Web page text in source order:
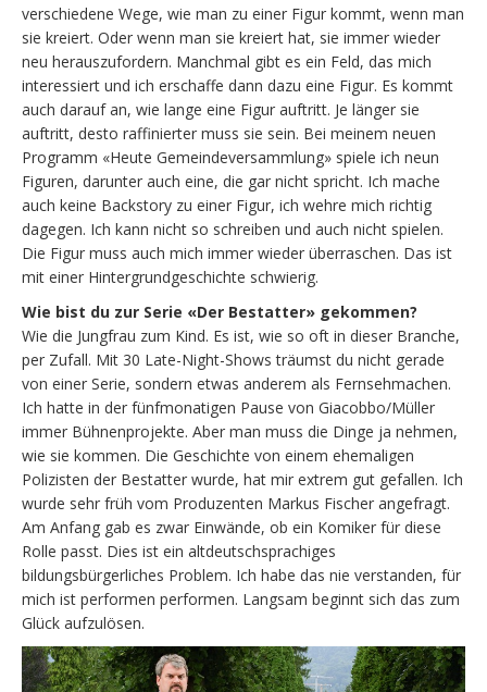
verschiedene Wege, wie man zu einer Figur kommt, wenn man
sie kreiert. Oder wenn man sie kreiert hat, sie immer wieder
neu herauszufordern. Manchmal gibt es ein Feld, das mich
interessiert und ich erschaffe dann dazu eine Figur. Es kommt
auch darauf an, wie lange eine Figur auftritt. Je länger sie
auftritt, desto raffinierter muss sie sein. Bei meinem neuen
Programm «Heute Gemeindeversammlung» spiele ich neun
Figuren, darunter auch eine, die gar nicht spricht. Ich mache
auch keine Backstory zu einer Figur, ich wehre mich richtig
dagegen. Ich kann nicht so schreiben und auch nicht spielen.
Die Figur muss auch mich immer wieder überraschen. Das ist
mit einer Hintergrundgeschichte schwierig.
Wie bist du zur Serie «Der Bestatter» gekommen?
Wie die Jungfrau zum Kind. Es ist, wie so oft in dieser Branche,
per Zufall. Mit 30 Late-Night-Shows träumst du nicht gerade
von einer Serie, sondern etwas anderem als Fernsehmachen.
Ich hatte in der fünfmonatigen Pause von Giacobbo/Müller
immer Bühnenprojekte. Aber man muss die Dinge ja nehmen,
wie sie kommen. Die Geschichte von einem ehemaligen
Polizisten der Bestatter wurde, hat mir extrem gut gefallen. Ich
wurde sehr früh vom Produzenten Markus Fischer angefragt.
Am Anfang gab es zwar Einwände, ob ein Komiker für diese
Rolle passt. Dies ist ein altdeutschsprachiges
bildungsbürgerliches Problem. Ich habe das nie verstanden, für
mich ist performen performen. Langsam beginnt sich das zum
Glück aufzulösen.